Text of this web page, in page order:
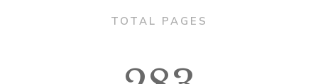
TOTAL PAGES